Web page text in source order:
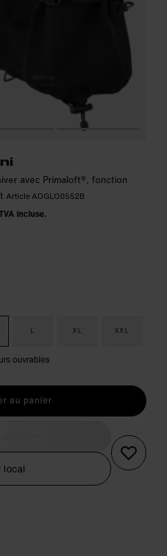
avec Primaloft®, fonction
Article AOGLO0552B
incluse.
L XL XXL
ouvrables
au panier
local